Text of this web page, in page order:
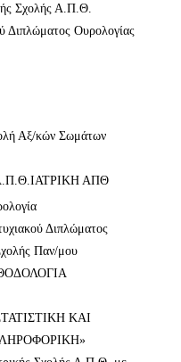
Σχολής Α.Π.Θ.
Διπλώματος Ουρολογίας
Αξ/κών Σωμάτων
Α.Π.Θ.ΙΑΤΡΙΚΗ ΑΠΘ
Διπλώματος
Παν/μου
ΚΑΙ